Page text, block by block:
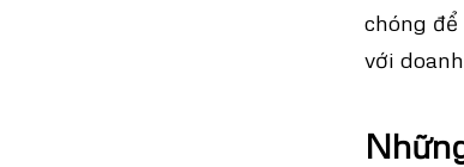
chóng
với